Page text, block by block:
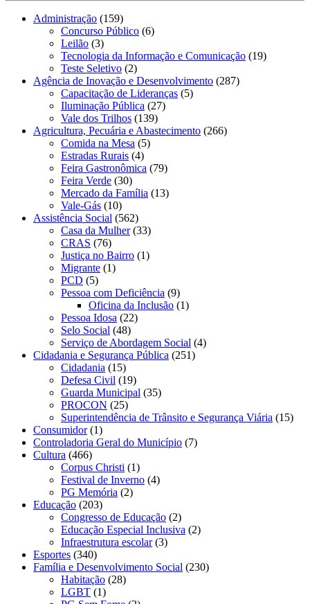
Administração (159)
Concurso Público (6)
Leilão (3)
Tecnologia da Informação e Comunicação (19)
Teste Seletivo (2)
Agência de Inovação e Desenvolvimento (287)
Capacitação de Lideranças (5)
Iluminação Pública (27)
Vale dos Trilhos (139)
Agricultura, Pecuária e Abastecimento (266)
Comida na Mesa (5)
Estradas Rurais (4)
Feira Gastronômica (79)
Feira Verde (30)
Mercado da Família (13)
Vale-Gás (10)
Assistência Social (562)
Casa da Mulher(33)
CRAS (76)
Justiça no Bairro (1)
Migrante (1)
PCD (5)
Pessoa com Deficiência (9)
Oficina da Inclusão (1)
Pessoa Idosa (22)
Selo Social (48)
Serviço de Abordagem Social (4)
Cidadania e Segurança Pública (251)
Cidadania (15)
Defesa Civil (19)
Guarda Municipal (35)
PROCON (25)
Superintendência de Trânsito e Segurança Viária (15)
Consumidor(1)
Controladoria Geral do Município (7)
Cultura (466)
Corpus Christi (1)
Festival de Inverno (4)
PG Memória (2)
Educação (203)
Congresso de Educação (2)
Educação Especial Inclusiva (2)
Infraestrutura escolar(3)
Esportes (340)
Família e Desenvolvimento Social (230)
Habitação (28)
LGBT (1)